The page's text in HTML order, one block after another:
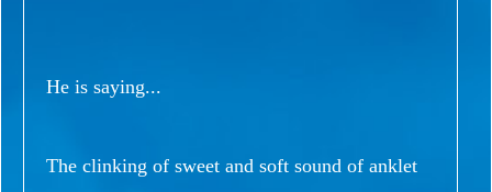
He is saying...
The clinking of sweet and soft sound of anklet